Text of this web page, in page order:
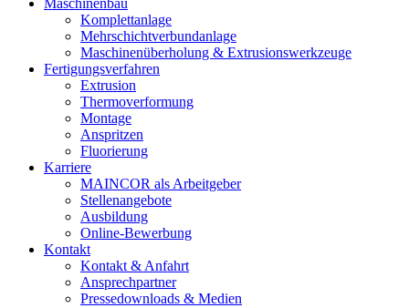
Maschinenbau
Komplettanlage
Mehrschichtverbundanlage
Maschinenüberholung & Extrusionswerkzeuge
Fertigungsverfahren
Extrusion
Thermoverformung
Montage
Anspritzen
Fluorierung
Karriere
MAINCOR als Arbeitgeber
Stellenangebote
Ausbildung
Online-Bewerbung
Kontakt
Kontakt & Anfahrt
Ansprechpartner
Pressedownloads & Medien